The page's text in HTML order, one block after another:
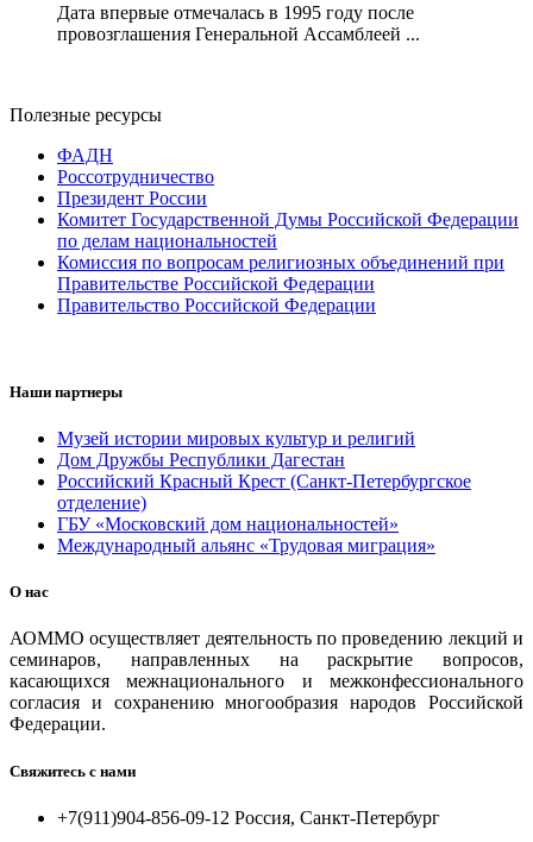
Дата впервые отмечалась в 1995 году после
провозглашения Генеральной Ассамблеей ...
Полезные ресурсы
ФАДН
Россотрудничество
Президент России
Комитет Государственной Думы Российской Федерации
по делам национальностей
Комиссия по вопросам религиозных объединений при
Правительстве Российской Федерации
Правительство Российской Федерации
Наши партнеры
Музей истории мировых культур и религий
Дом Дружбы Республики Дагестан
Российский Красный Крест (Санкт-Петербургское
отделение)
ГБУ «Московский дом национальностей»
Международный альянс «Трудовая миграция»
О нас
АОММО осуществляет деятельность по проведению лекций и
семинаров, направленных на раскрытие вопросов,
касающихся межнационального и межконфессионального
согласия и сохранению многообразия народов Российской
Федерации.
Свяжитесь с нами
+7(911)904-856-09-12 Россия, Санкт-Петербург